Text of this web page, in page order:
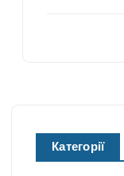
Категорії